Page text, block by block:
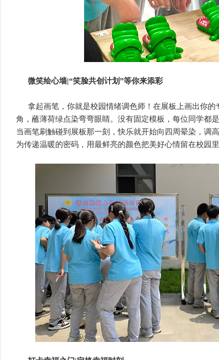
微笑绘心墙|“笑脸共创计划”等你来添彩
拿起画笔，你就是校园情绪调色师！在展板上画出你
角，蘸薄荷绿点染弯弯眼睛。没有固定模板，每位同学都
当画笔刷触碰到展板那一刻，快乐就开始向四周晕染，调
为传递温暖的密码，用最鲜亮的颜色把美好心情留在校园